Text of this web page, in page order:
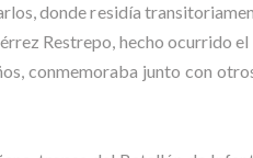
donde residía
Restrepo, hecho ocurrido
conmemoraba junto con